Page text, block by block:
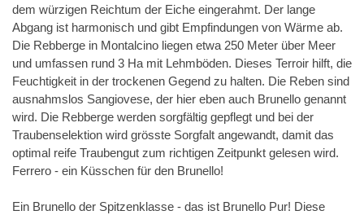
dem würzigen Reichtum der Eiche eingerahmt. Der lange
Abgang ist harmonisch und gibt Empfindungen von Wärme ab.
Die Rebberge in Montalcino liegen etwa 250 Meter über Meer
und umfassen rund 3 Ha mit Lehmböden. Dieses Terroir hilft, die
Feuchtigkeit in der trockenen Gegend zu halten. Die Reben sind
ausnahmslos Sangiovese, der hier eben auch Brunello genannt
wird. Die Rebberge werden sorgfältig gepflegt und bei der
Traubenselektion wird grösste Sorgfalt angewandt, damit das
optimal reife Traubengut zum richtigen Zeitpunkt gelesen wird.
Ferrero - ein Küsschen für den Brunello!
Ein Brunello der Spitzenklasse - das ist Brunello Pur! Diese